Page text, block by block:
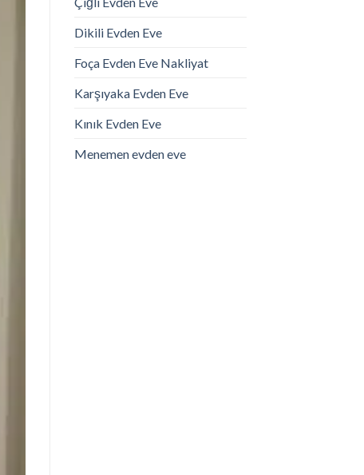
Dikili Evden Eve
Foça Evden Eve Nakliyat
Karşıyaka Evden Eve
Kınık Evden Eve
Menemen evden eve